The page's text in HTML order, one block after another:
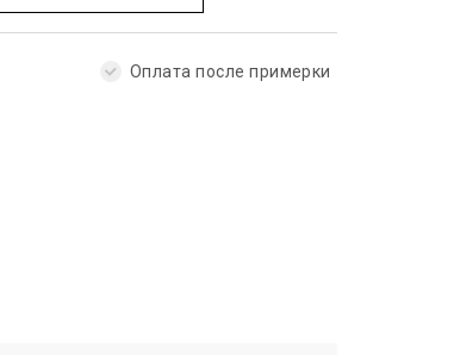
Оплата после примерки